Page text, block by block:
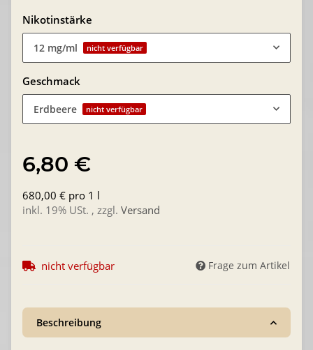
Nikotinstärke
12 mg/ml nicht verfügbar
Geschmack
Erdbeere nicht verfügbar
6,80 €
680,00 € pro 1 l
inkl. 19% USt. , zzgl. Versand
nicht verfügbar Frage zum Artikel
Beschreibung